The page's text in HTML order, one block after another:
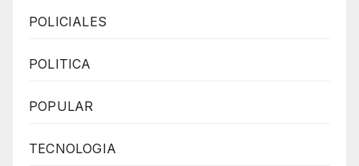
POLICIALES
POLITICA
POPULAR
TECNOLOGIA